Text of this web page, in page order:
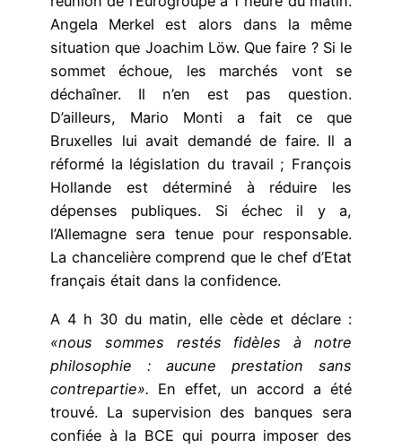
Angela Merkel est alors dans la même
situation que Joachim Löw. Que faire ? Si le
sommet échoue, les marchés vont se
déchaîner. Il n’en est pas question.
D’ailleurs, Mario Monti a fait ce que
Bruxelles lui avait demandé de faire. Il a
réformé la législation du travail ; François
Hollande est déterminé à réduire les
dépenses publiques. Si échec il y a,
l’Allemagne sera tenue pour responsable.
La chancelière comprend que le chef d’Etat
français était dans la confidence.
A 4 h 30 du matin, elle cède et déclare :
«nous sommes restés fidèles à notre
philosophie : aucune prestation sans
contrepartie». En effet, un accord a été
trouvé. La supervision des banques sera
confiée à la BCE qui pourra imposer des